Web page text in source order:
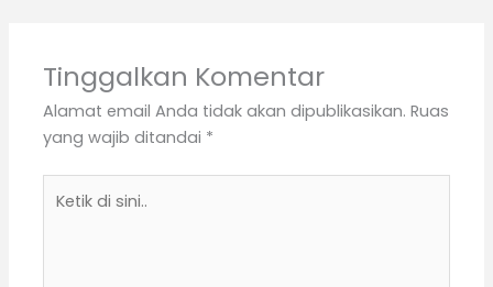
Tinggalkan Komentar
Alamat email Anda tidak akan dipublikasikan. Ruas
yang wajib ditandai *
di